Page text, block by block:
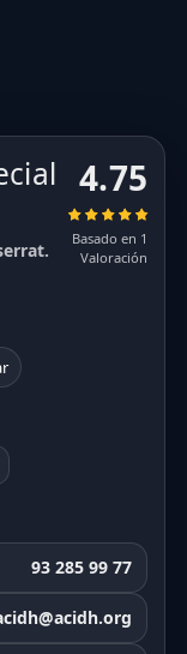
4.75
Basado en 1
Valoración
93 285 99 77